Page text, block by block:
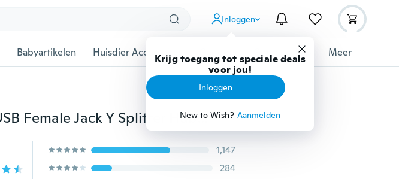
Inloggen
Krijg toegang tot speciale deals
voor jou!
Inloggen
New to Wish? Aanmelden
Babyartikelen Huisdier Accessoires Gereedschap Meer
KIJK USB 2.0 A Male naar 2 Dual USB Female Jack Y Splitter Hub Netsnoer Adapterkabel LEAF
1,147
284